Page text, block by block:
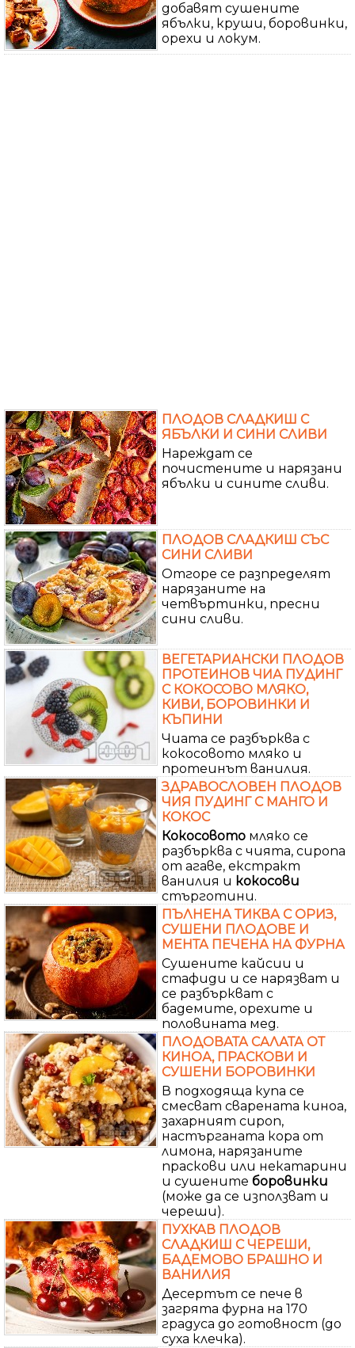
добавят сушените
ябълки, круши, боровинки,
орехи и локум.
ПЛОДОВ СЛАДКИШ С
ЯБЪЛКИ И СИНИ СЛИВИ
Нареждат се
почистените и нарязани
ябълки и сините сливи.
ПЛОДОВ СЛАДКИШ СЪС
СИНИ СЛИВИ
Отгоре се разпределят
нарязаните на
четвъртинки, пресни
сини сливи.
ВЕГЕТАРИАНСКИ ПЛОДОВ
ПРОТЕИНОВ ЧИА ПУДИНГ
С КОКОСОВО МЛЯКО,
КИВИ, БОРОВИНКИ И
КЪПИНИ
Чиата се разбърква с
кокосовото мляко и
протеинът ванилия.
ЗДРАВОСЛОВЕН ПЛОДОВ
ЧИЯ ПУДИНГ С МАНГО И
КОКОС
Кокосовото мляко се
разбърква с чията, сиропа
от агаве, екстракт
ванилия и кокосови
стърготини.
ПЪЛНЕНА ТИКВА С ОРИЗ,
СУШЕНИ ПЛОДОВЕ И
МЕНТА ПЕЧЕНА НА ФУРНА
Сушените кайсии и
стафиди и се нарязват и
се разбъркват с
бадемите, орехите и
половината мед.
ПЛОДОВАТА САЛАТА ОТ
КИНОА, ПРАСКОВИ И
СУШЕНИ БОРОВИНКИ
В подходяща купа се
смесват сварената киноа,
захарният сироп,
настърганата кора от
лимона, нарязаните
праскови или некатарини
и сушените боровинки
(може да се използват и
череши).
ПУХКАВ ПЛОДОВ
СЛАДКИШ С ЧЕРЕШИ,
БАДЕМОВО БРАШНО И
ВАНИЛИЯ
Десертът се пече в
загрята фурна на 170
градуса до готовност (до
суха клечка).